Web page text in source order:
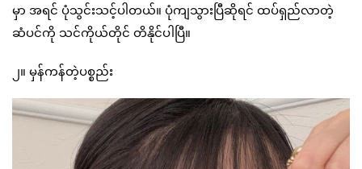
မှာ အရင် ပုံသွင်းသင့်ပါတယ်။ ပုံကျသွားပြီဆိုရင် ထပ်ရှည်လာတဲ့
ဆံပင်ကို သင်ကိုယ်တိုင် တိနိုင်ပါပြီ။
၂။ မှန်ကန်တဲ့ပစ္စည်း